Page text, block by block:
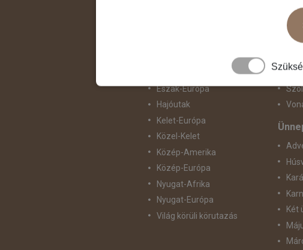
Észak-Európa
Hajóutak
Kelet-Európa
Közel-Kelet
Közép-Amerika
Közép-Európa
Nyugat-Afrika
Nyugat-Európa
Világ körüli körutazás
Fly
Hajó
Két